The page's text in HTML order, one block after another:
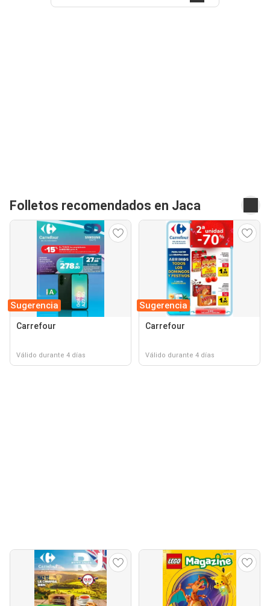
Folletos recomendados en Jaca
Sugerencia
Carrefour
Válido durante 4 días
Sugerencia
Carrefour
Válido durante 4 días